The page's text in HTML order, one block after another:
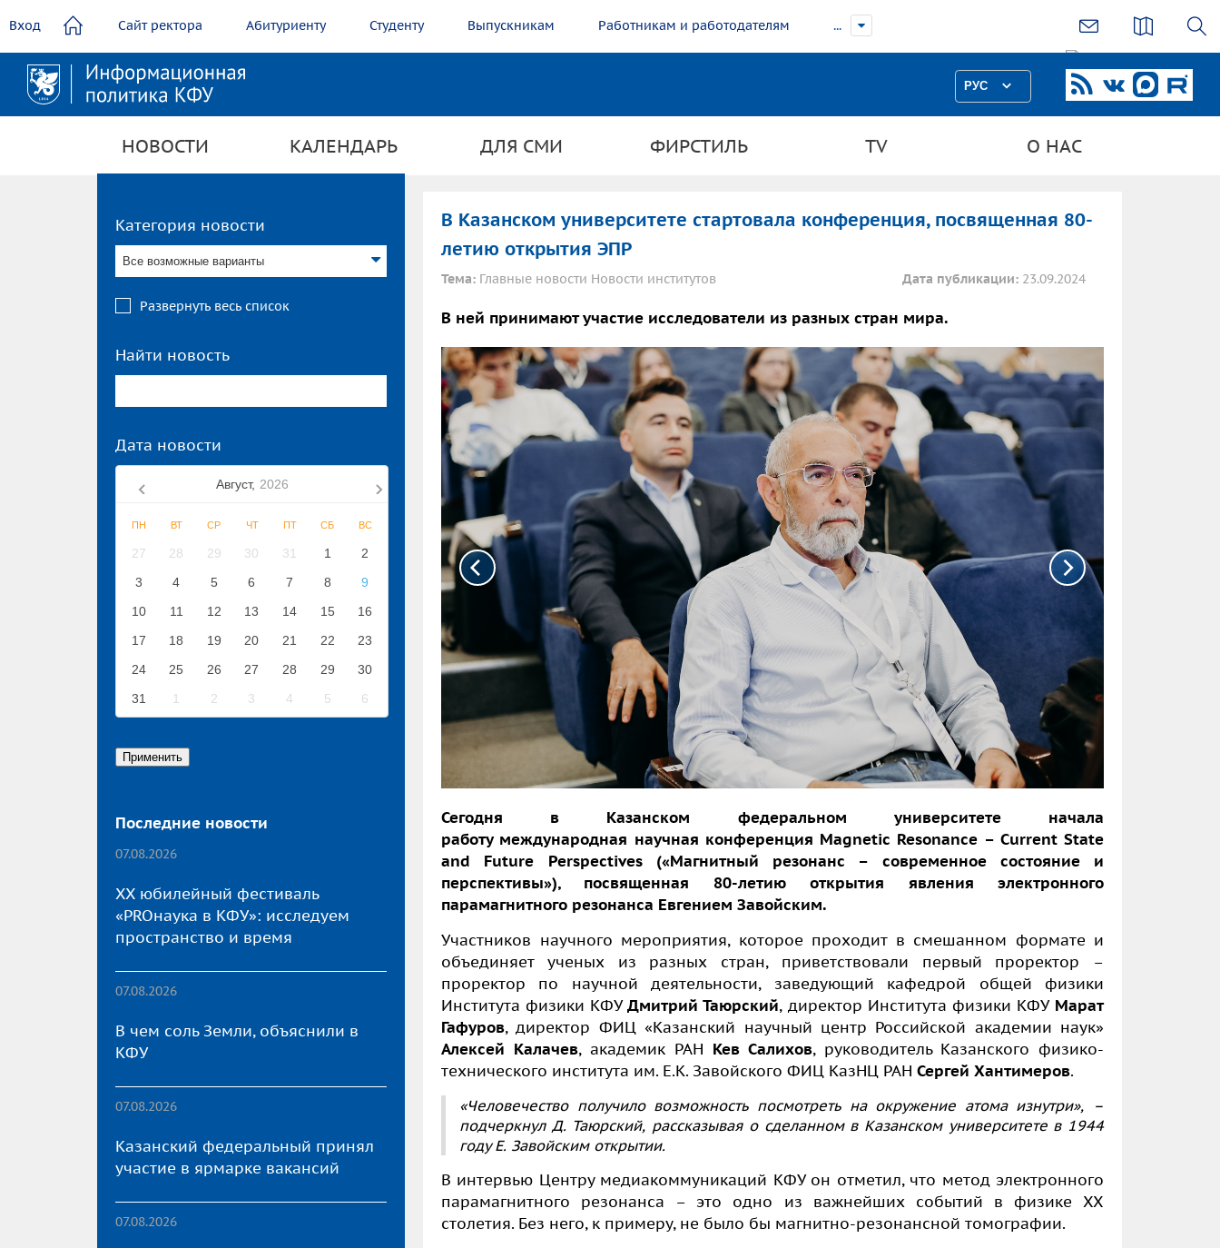
содержанию
Вход Сайт ректора Абитуриенту Студенту Выпускникам Работникам и работодателям ...
РУС
НОВОСТИ КАЛЕНДАРЬ ДЛЯ СМИ ФИРСТИЛЬ TV О НАС
Категория новости
Все возможные варианты
Развернуть весь список
Найти новость
Дата новости
Август, 2026
ПН ВТ СР ЧТ ПТ СБ ВС
27 28 29 30 31 1
2
3
4 5 6 7 8
9
10
11 12 13 14 15
16
17
18 19 20 21 22
23
24
25 26 27 28 29
30
31
1 2 3 4 5 6
Последние новости
07.08.2026
XX юбилейный фестиваль
«PROнаука в КФУ»: исследуем
пространство и время
07.08.2026
В чем соль Земли, объяснили в
КФУ
07.08.2026
Казанский федеральный принял
участие в ярмарке вакансий
07.08.2026
В Казанском университете стартовала конференция, посвященная 80-
летию открытия ЭПР
Тема: Главные новости Новости институтов Дата публикации: 23.09.2024
В ней принимают участие исследователи из разных стран мира.
Сегодня в Казанском федеральном университете начала
работу международная научная конференция Magnetic Resonance – Current State
and
Future Perspectives(«Магнитный резонанс – современное состояние и
перспективы»), посвященная 80-летию открытия явления электронного
парамагнитного резонанса Евгением Завойским.
Участников научного мероприятия, которое проходит в смешанном формате и
объединяет ученых из разных стран, приветствовали первый проректор –
проректор по научной деятельности, заведующий кафедрой общей физики
Института физики КФУДмитрий Таюрский, директор Института физики КФУМарат
Гафуров, директор ФИЦ «Казанский научный центр Российской академии наук»
Алексей Калачев, академик РАН Кев Салихов, руководитель Казанского физико-
технического института им. Е.К. Завойского ФИЦ КазНЦ РАН Сергей Хантимеров.
«Человечество получило возможность посмотреть на окружение атома изнутри», –
подчеркнул Д. Таюрский, рассказывая о сделанном в Казанском университете в 1944
годуЕ. Завойскимоткрытии.
В интервью Центру медиакоммуникаций КФУ он отметил, что метод электронного
парамагнитного резонанса – это одно из важнейших событий в физике XX
столетия. Без него, к примеру, не было бы магнитно-резонансной томографии.